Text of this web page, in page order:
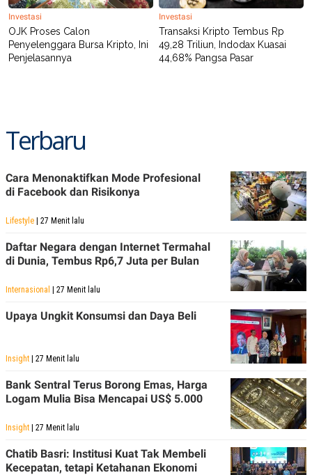
PEDOMAN
PEMBERITAAN
SIBER
PRIVACY
POLICY
Investasi
OJK Proses Calon
Penyelenggara Bursa Kripto, Ini
Penjelasannya
Investasi
Transaksi Kripto Tembus Rp
49,28 Triliun, Indodax Kuasai
44,68% Pangsa Pasar
Terbaru
Cara Menonaktifkan Mode Profesional
di Facebook dan Risikonya
Lifestyle | 27 Menit lalu
Daftar Negara dengan Internet Termahal
di Dunia, Tembus Rp6,7 Juta per Bulan
Internasional | 27 Menit lalu
Upaya Ungkit Konsumsi dan Daya Beli
Insight | 27 Menit lalu
Bank Sentral Terus Borong Emas, Harga
Logam Mulia Bisa Mencapai US$ 5.000
Insight | 27 Menit lalu
Chatib Basri: Institusi Kuat Tak Membeli
Kecepatan, tetapi Ketahanan Ekonomi